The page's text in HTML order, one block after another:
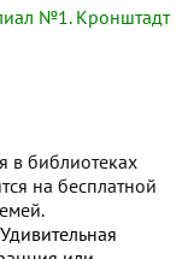
№1. Кронштадт
в библиотеках
на бесплатной